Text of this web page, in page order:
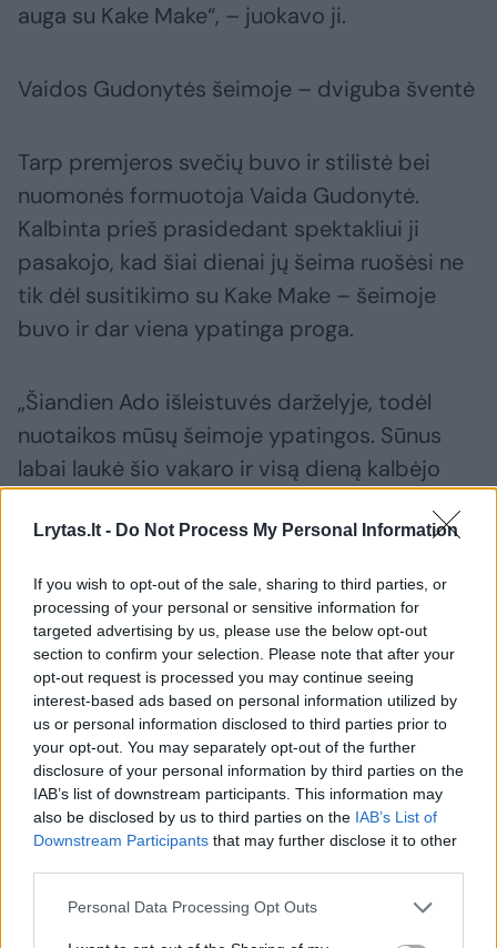
Lrytas.lt - Do Not Process My Personal Information
If you wish to opt-out of the sale, sharing to third parties, or
processing of your personal or sensitive information for
targeted advertising by us, please use the below opt-out
section to confirm your selection. Please note that after your
opt-out request is processed you may continue seeing
interest-based ads based on personal information utilized by
us or personal information disclosed to third parties prior to
your opt-out. You may separately opt-out of the further
disclosure of your personal information by third parties on the
IAB’s list of downstream participants. This information may
also be disclosed by us to third parties on the IAB’s List of
Downstream Participants that may further disclose it to other
Personal Data Processing Opt Outs
auga su Kake Make“, – juokavo ji.
Vaidos Gudonytės šeimoje – dviguba šventė
Tarp premjeros svečių buvo ir stilistė bei
nuomonės formuotoja Vaida Gudonytė.
Kalbinta prieš prasidedant spektakliui ji
pasakojo, kad šiai dienai jų šeima ruošėsi ne
tik dėl susitikimo su Kake Make – šeimoje
buvo ir dar viena ypatinga proga.
„Šiandien Ado išleistuvės darželyje, todėl
nuotaikos mūsų šeimoje ypatingos. Sūnus
labai laukė šio vakaro ir visą dieną kalbėjo
gyvai.
Tokios patirtys vaikams įsimena ilgam, todėl
labai smagu būti čia kartu ir matyti tiek daug
džiugių emocijų“, – sakė V. Gudonytė.
Pasak jos, tokie renginiai šeimoms suteikia
galimybę ne tik smagiai praleisti laiką, bet ir
kurti bendrus prisiminimus, kurie vaikams
išlieka dar ilgai po renginio pabaigos.
Premjeroje – atsinaujinęs Kakės Makės 3D